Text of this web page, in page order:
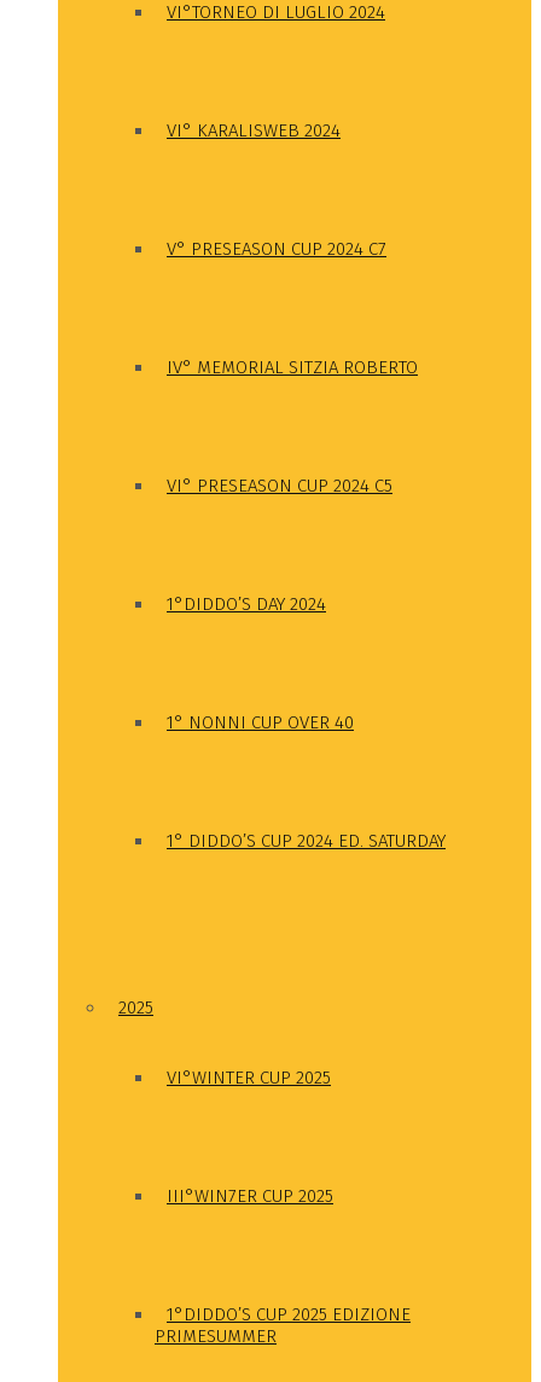
VI°TORNEO DI LUGLIO 2024
VI° KARALISWEB 2024
V° PRESEASON CUP 2024 C7
IV° MEMORIAL SITZIA ROBERTO
VI° PRESEASON CUP 2024 C5
1°DIDDO’S DAY 2024
1° NONNI CUP OVER 40
1° DIDDO’S CUP 2024 ED. SATURDAY
2025
VI°WINTER CUP 2025
III°WIN7ER CUP 2025
1°DIDDO’S CUP 2025 EDIZIONE
PRIMESUMMER